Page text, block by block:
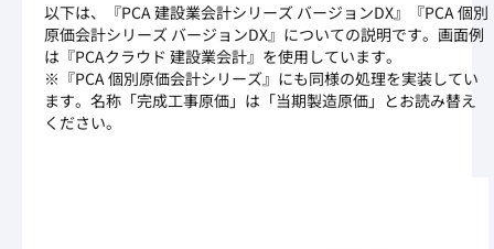
以下は、『PCA 建設業会計シリーズ バージョンDX』『PCA 個別
原価会計シリーズ バージョンDX』についての説明です。画面例
は『PCAクラウド 建設業会計』を使用しています。
※『PCA 個別原価会計シリーズ』にも同様の処理を実装してい
ます。名称「完成工事原価」は「当期製造原価」とお読み替え
ください。